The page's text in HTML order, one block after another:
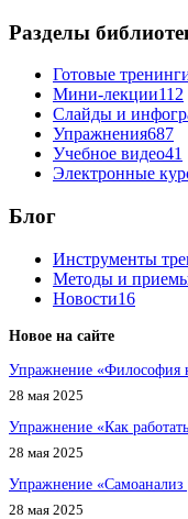
Разделы
Готовые
Мини-лекции112
Слайды и
Упражнения687
Учебное видео41
Электронные
Блог
Инструменты
Методы и
Новости16
Новое на сайте
Упражнение «Философия
28 мая 2025
Упражнение «Как
28 мая 2025
Упражнение «Самоанализ
28 мая 2025